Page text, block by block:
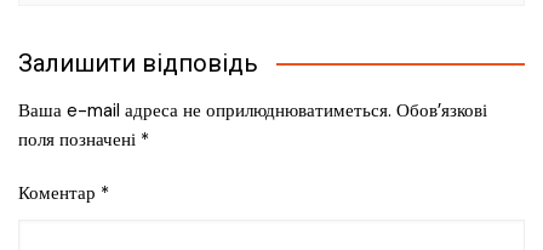
Залишити відповідь
Ваша e-mail адреса не оприлюднюватиметься. Обов’язкові
поля позначені *
Коментар *